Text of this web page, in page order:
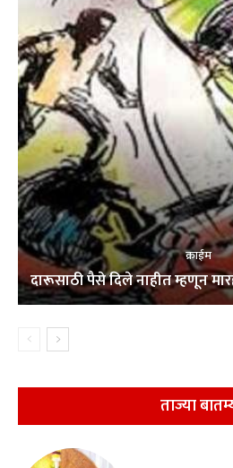
क्राईम
दारूसाठी पैसे दिले नाहीत म्हणून
ताज्या